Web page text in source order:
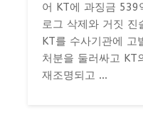
어 KT에 과징금
로그 삭제와 거짓 진
KT를 수사기관에 고
처분을 둘러싸고 KT
재조명되고 ...